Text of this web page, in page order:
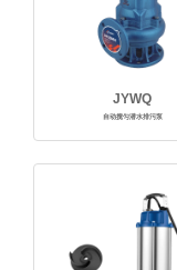
JYWQ
自动搅匀潜水排污泵